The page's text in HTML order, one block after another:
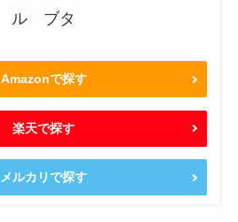
ル ブタ
Amazonで探す
楽天で探す
メルカリで探す